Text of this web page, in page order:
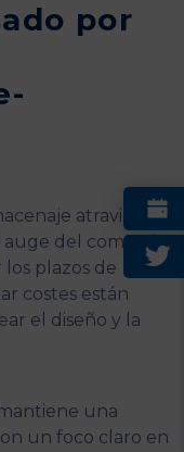
por
atraviesa
auge del comercio
plazos de
costes están
el diseño y la
una
un foco claro en